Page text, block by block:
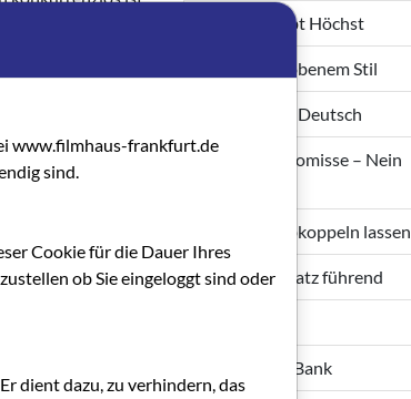
Ballermann-
Zeigens mehr
in Umfang und
So
auch irritiert und
zweiten
was wir
Branche wenig
Höchst bleibt Höchst
Kino in gehobenem Stil
Man spricht Deutsch
Laue Kompromisse – Nein
Sich nicht abkoppeln lassen
Als Finanzplatz führend
Anzeige WI Bank
www.filmhaus-frankfurt.de
sind.
Cookie für die Dauer Ihres
ob Sie eingeloggt sind oder
dient dazu, zu verhindern, das